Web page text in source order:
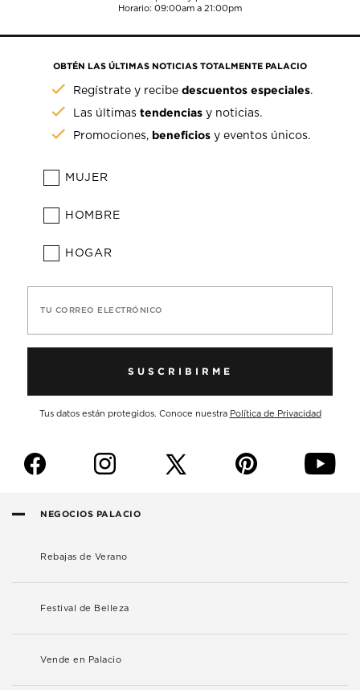
Horario: 09:00am a 21:00pm
OBTÉN LAS ÚLTIMAS NOTICIAS TOTALMENTE PALACIO
Regístrate y recibedescuentos especiales.
Las últimastendencias y noticias.
Promociones, beneficios y eventos únicos.
MUJER
HOMBRE
HOGAR
TU CORREO ELECTRÓNICO
SUSCRIBIRME
Tus datos están protegidos. Conoce nuestra Política de Privacidad
f i p y
NEGOCIOS PALACIO
Rebajas de Verano
Festival de Belleza
Vende en Palacio